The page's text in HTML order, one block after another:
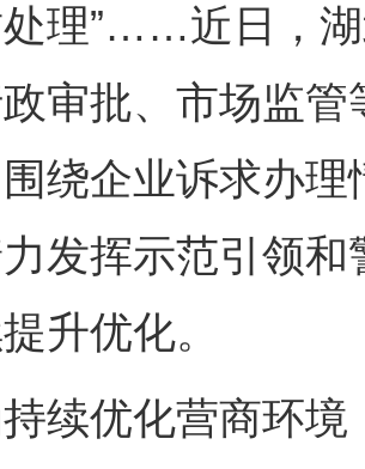
理”……近日，
审批、市场监
绕企业诉求办
发挥示范引领
升优化。
优化营商环境